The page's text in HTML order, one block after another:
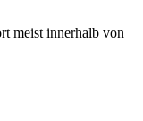
meist innerhalb von